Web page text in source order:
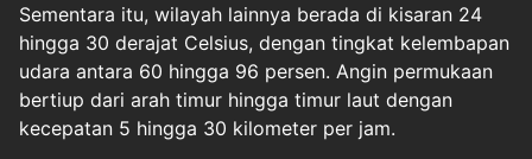
Sementara itu, wilayah lainnya berada di kisaran 24
hingga 30 derajat Celsius, dengan tingkat kelembapan
udara antara 60 hingga 96 persen. Angin permukaan
bertiup dari arah timur hingga timur laut dengan
kecepatan 5 hingga 30 kilometer per jam.